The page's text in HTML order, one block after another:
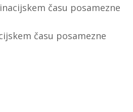
času posamezne
času posamezne